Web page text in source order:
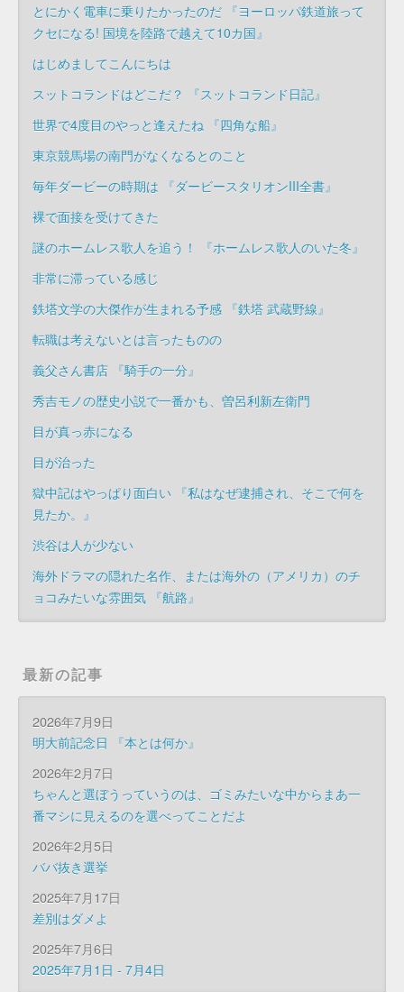
とにかく電車に乗りたかったのだ 『ヨーロッパ鉄道旅って
クセになる! 国境を陸路で越えて10カ国』
はじめましてこんにちは
スットコランドはどこだ？ 『スットコランド日記』
世界で4度目のやっと逢えたね 『四角な船』
東京競馬場の南門がなくなるとのこと
毎年ダービーの時期は 『ダービースタリオンIII全書』
裸で面接を受けてきた
謎のホームレス歌人を追う！ 『ホームレス歌人のいた冬』
非常に滞っている感じ
鉄塔文学の大傑作が生まれる予感 『鉄塔 武蔵野線』
転職は考えないとは言ったものの
義父さん書店 『騎手の一分』
秀吉モノの歴史小説で一番かも、曽呂利新左衛門
目が真っ赤になる
目が治った
獄中記はやっぱり面白い 『私はなぜ逮捕され、そこで何を
見たか。』
渋谷は人が少ない
海外ドラマの隠れた名作、または海外の（アメリカ）のチ
ョコみたいな雰囲気 『航路』
最新の記事
2026年7月9日
明大前記念日 『本とは何か』
2026年2月7日
ちゃんと選ぼうっていうのは、ゴミみたいな中からまあ一
番マシに見えるのを選べってことだよ
2026年2月5日
ババ抜き選挙
2025年7月17日
差別はダメよ
2025年7月6日
2025年7月1日 - 7月4日